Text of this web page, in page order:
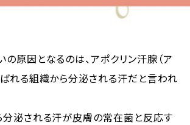
原因となるのは、アポクリン汗腺（ア
ばれる組織から分泌される汗だと言われ
分泌される汗が皮膚の常在菌と反応す